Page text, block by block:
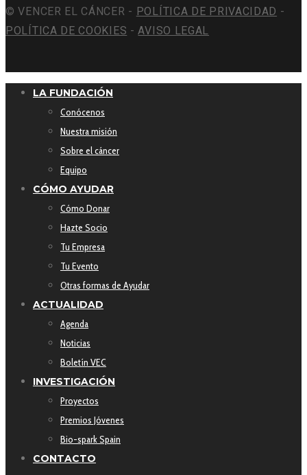
© VENCER EL CÁNCER - POLÍTICA DE PRIVACIDAD -
POLÍTICA DE COOKIES -AVISO LEGAL
LA FUNDACIÓN
Conócenos
Nuestra misión
Sobre el cáncer
Equipo
CÓMO AYUDAR
Cómo Donar
Hazte Socio
Tu Empresa
Tu Evento
Otras formas de Ayudar
ACTUALIDAD
Agenda
Noticias
Boletín VEC
INVESTIGACIÓN
Proyectos
Premios Jóvenes
Bio-spark Spain
CONTACTO